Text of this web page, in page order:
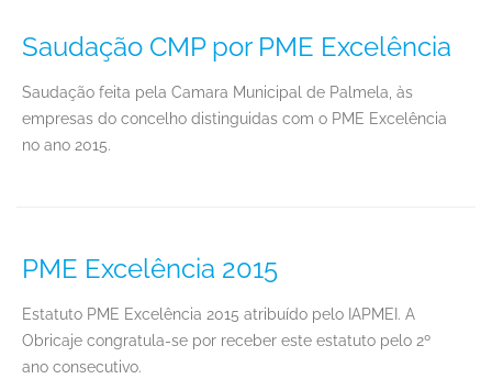
Saudação CMP por PME Excelência
Saudação feita pela Camara Municipal de Palmela, às
empresas do concelho distinguidas com o PME Excelência
no ano 2015.
PME Excelência 2015
Estatuto PME Excelência 2015 atribuído pelo IAPMEI. A
Obricaje congratula-se por receber este estatuto pelo 2º
ano consecutivo.